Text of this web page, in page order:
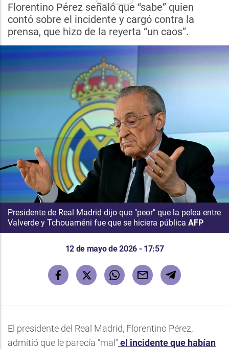
Florentino Pérez señaló que “sabe” quien
contó sobre el incidente y cargó contra la
prensa, que hizo de la reyerta “un caos”.
Presidente de Real Madrid dijo que "peor" que la pelea entre
Valverde y Tchouaméni fue que se hiciera pública AFP
12 de mayo de 2026 - 17:57
El presidente del Real Madrid, Florentino Pérez,
admitió que le parecía "mal"el incidente que habían